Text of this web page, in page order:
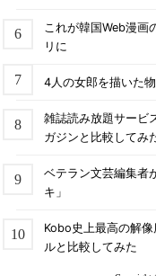
これが韓国Web漫
リに
4人の女郎を描いた
雑誌読み放題サービ
ガジンと比較してみ
ベテラン文芸編集者
キ」
Kobo史上最高の解
ルと比較してみた